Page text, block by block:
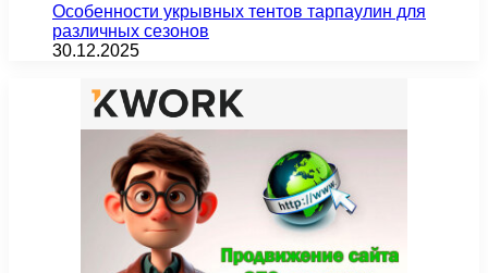
Особенности укрывных тентов тарпаулин для
различных сезонов
30.12.2025